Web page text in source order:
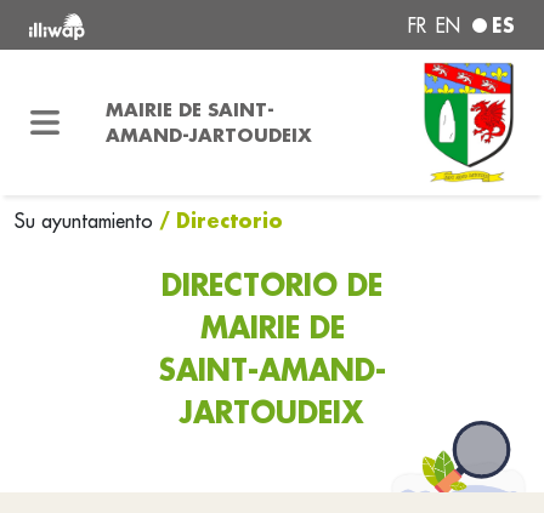
FR EN ES
MAIRIE DE SAINT-
AMAND-JARTOUDEIX
Su ayuntamiento / Directorio
DIRECTORIO DE
MAIRIE DE
SAINT-AMAND-
JARTOUDEIX